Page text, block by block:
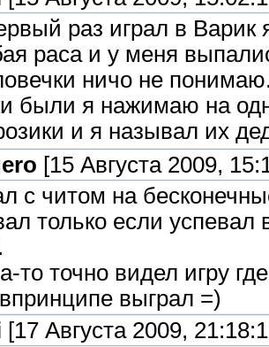
раз играл в Варик
раса и у меня
ничо не
были я нажимаю на
и я называл их
[15 Августа 2009,
с читом на
только если успевал
то точно видел игру
выграл =)
[17 Августа 2009,